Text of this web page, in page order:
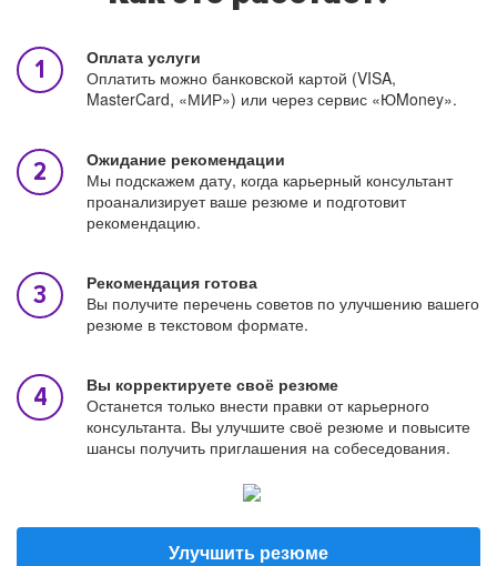
Оплата услуги
Оплатить можно банковской картой (VISA,
MasterCard, «МИР») или через сервис «ЮMoney».
Ожидание рекомендации
Мы подскажем дату, когда карьерный консультант
проанализирует ваше резюме и подготовит
рекомендацию.
Рекомендация готова
Вы получите перечень советов по улучшению вашего
резюме в текстовом формате.
Вы корректируете своё резюме
Останется только внести правки от карьерного
консультанта. Вы улучшите своё резюме и повысите
шансы получить приглашения на собеседования.
Улучшить резюме